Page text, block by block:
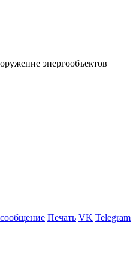
энергообъектов
Печать VK Telegram